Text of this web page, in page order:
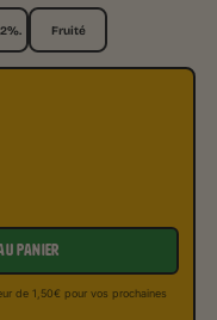
Fruité
PANIER
de 1,50€ pour vos prochaines